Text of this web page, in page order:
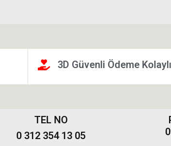
3D Güvenli Ödeme
TEL NO
0 312 354 13 05